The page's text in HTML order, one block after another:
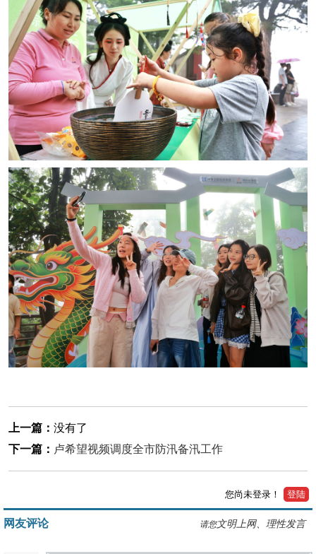
上一篇： 没有了
下一篇： 卢希望视频调度全市防汛备汛工作
您尚未登录！ 登陆
请您文明上网、理性发言
网友评论